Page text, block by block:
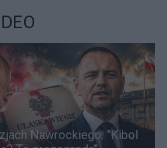
Nawrockiego. "Kibol